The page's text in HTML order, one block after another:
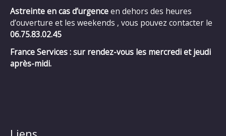
Astreinte en cas d’urgenceen dehors des heures
d’ouverture et les weekends , vous pouvez contacter le
06.75.83.02.45
France Services : sur rendez-vous les mercredi et jeudi
après-midi.